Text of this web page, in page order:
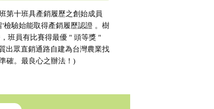
第十班具產銷履歷之創始成員
檢驗始能取得產銷履歷認證 。樹
班員有比賽得最優 " 頭等獎 "
出眾直銷通路自建為台灣農業找
確。最良心之辦法！)